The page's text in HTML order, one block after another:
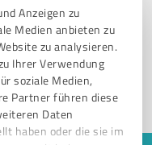
Anzeigen zu
Medien anbieten zu
zu analysieren.
Ihrer Verwendung
soziale Medien,
Partner führen diese
Daten
haben oder die sie im
Sie ein von
1